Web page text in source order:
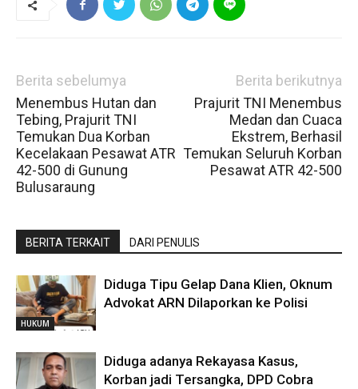
Berita sebelumya
Menembus Hutan dan
Tebing, Prajurit TNI
Temukan Dua Korban
Kecelakaan Pesawat ATR
42-500 di Gunung
Bulusaraung
Berita berikutnya
Prajurit TNI Menembus
Medan dan Cuaca
Ekstrem, Berhasil
Temukan Seluruh Korban
Pesawat ATR 42-500
BERITA TERKAIT DARI PENULIS
HUKUM
Diduga Tipu Gelap Dana Klien, Oknum
Advokat ARN Dilaporkan ke Polisi
Diduga adanya Rekayasa Kasus,
Korban jadi Tersangka, DPD Cobra